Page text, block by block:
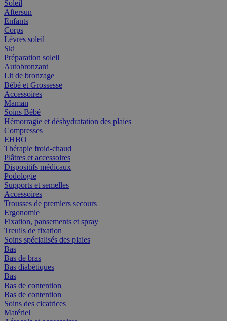
Soleil
Aftersun
Enfants
Corps
Lèvres soleil
Ski
Préparation soleil
Autobronzant
Lit de bronzage
Bébé et Grossesse
Accessoires
Maman
Soins Bébé
Hémorragie et déshydratation des plaies
Compresses
EHBO
Thérapie froid-chaud
Plâtres et accessoires
Dispositifs médicaux
Podologie
Supports et semelles
Accessoires
Trousses de premiers secours
Ergonomie
Fixation, pansements et spray
Treuils de fixation
Soins spécialisés des plaies
Bas
Bas de bras
Bas diabétiques
Bas
Bas de contention
Bas de contention
Soins des cicatrices
Matériel